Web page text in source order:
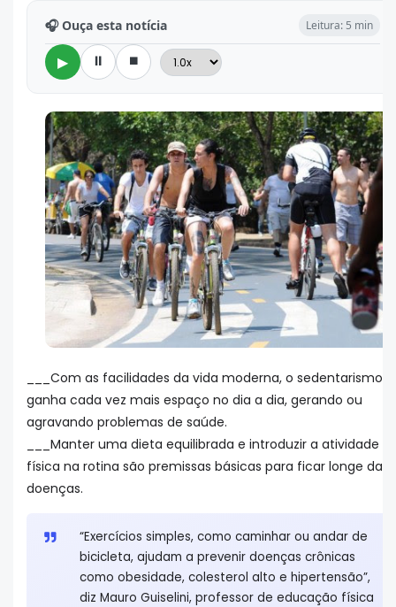
🎧 Ouça esta notícia Leitura: 5 min
▶ ⏸ ⏹
___Com as facilidades da vida moderna, o sedentarismo
ganha cada vez mais espaço no dia a dia, gerando ou
agravando problemas de saúde.
___Manter uma dieta equilibrada e introduzir a atividade
física na rotina são premissas básicas para ficar longe das
doenças.
“Exercícios simples, como caminhar ou andar de
bicicleta, ajudam a prevenir doenças crônicas
como obesidade, colesterol alto e hipertensão”,
diz Mauro Guiselini, professor de educação física